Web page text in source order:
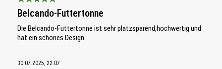
Bewertung mit 5 von 5 Sternen
Belcando-Futtertonne
Die Belcando-Futtertonne ist sehr platzsparend,hochwertig und
hat ein schönes Design
30.07.2025, 22:07